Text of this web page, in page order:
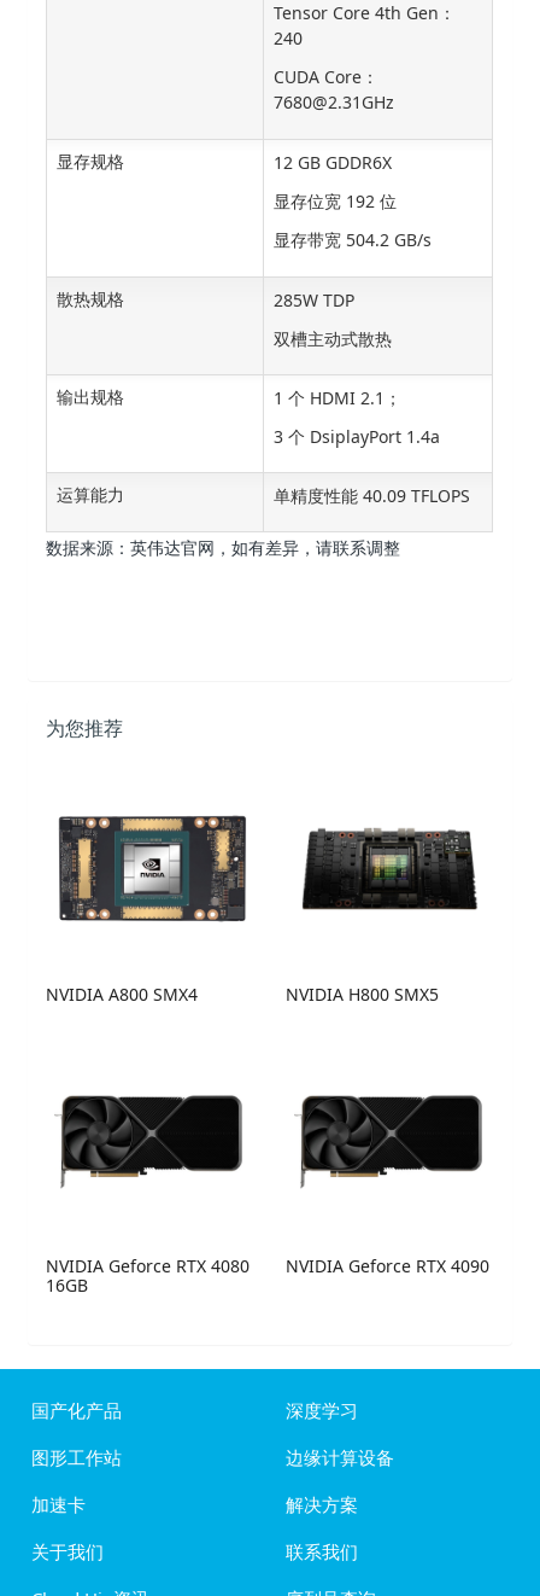
Tensor Core 4th Gen：
240
CUDA Core：
7680@2.31GHz
显存规格
12 GB GDDR6X
显存位宽 192 位
显存带宽 504.2 GB/s
散热规格
285W TDP
双槽主动式散热
输出规格
1 个 HDMI 2.1；
3 个 DsiplayPort 1.4a
运算能力 单精度性能 40.09 TFLOPS
数据来源：英伟达官网，如有差异，请联系调整
为您推荐
NVIDIA A800 SMX4 NVIDIA H800 SMX5
NVIDIA Geforce RTX 4080
16GB
NVIDIA Geforce RTX 4090
国产化产品
深度学习
图形工作站
边缘计算设备
加速卡
解决方案
关于我们
联系我们